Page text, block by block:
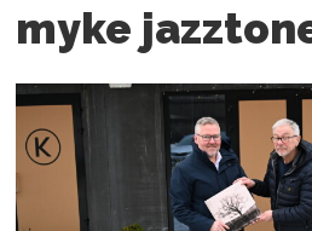
myke